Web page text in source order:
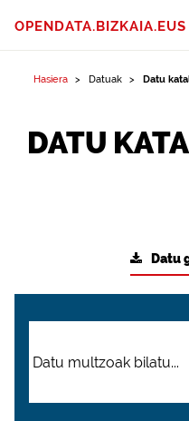
OPENDATA.BIZKAIA.EUS
Hasiera Datuak Datu
DATU
Datu